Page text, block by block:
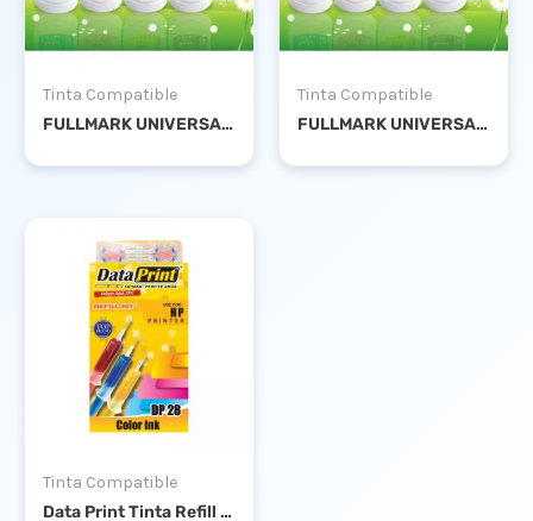
Tinta Compatible
FULLMARK UNIVERSAL INK 1 LITER MAGENTA
Tinta Compatible
FULLMARK UNIVERSAL INK 1 LITER CYAN
Tinta Compatible
Data Print Tinta Refill DP 28 Color